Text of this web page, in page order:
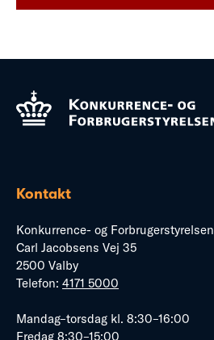
Kontakt
Konkurrence- og Forbrugerstyrelsen
Carl Jacobsens Vej 35
2500 Valby
Telefon: 4171 5000
Mandag–torsdag kl. 8:30–16:00
Fredag 8:30–15:00